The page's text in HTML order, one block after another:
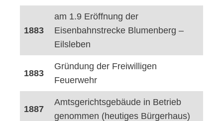
1883
am 1.9 Eröffnung der
Eisenbahnstrecke Blumenberg –
Eilsleben
1883
Gründung der Freiwilligen
Feuerwehr
1887
Amtsgerichtsgebäude in Betrieb
genommen (heutiges Bürgerhaus)